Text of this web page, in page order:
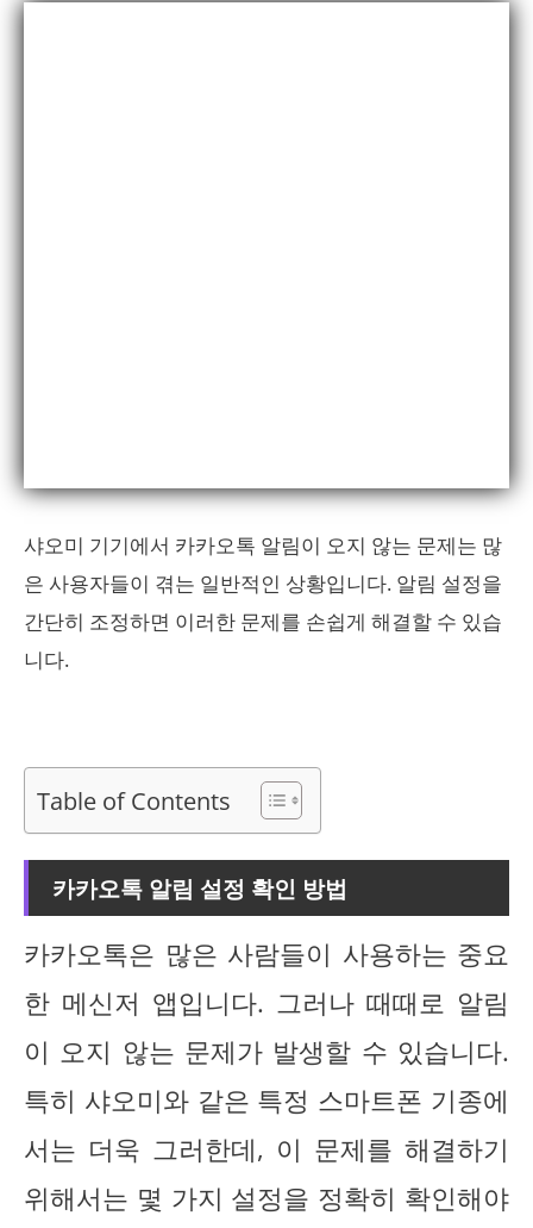
샤오미 기기에서 카카오톡 알림이 오지 않는 문제는 많
은 사용자들이 겪는 일반적인 상황입니다. 알림 설정을
간단히 조정하면 이러한 문제를 손쉽게 해결할 수 있습
니다.
Table of Contents
카카오톡 알림 설정 확인 방법
카카오톡은 많은 사람들이 사용하는 중요
한 메신저 앱입니다. 그러나 때때로 알림
이 오지 않는 문제가 발생할 수 있습니다.
특히 샤오미와 같은 특정 스마트폰 기종에
서는 더욱 그러한데, 이 문제를 해결하기
위해서는 몇 가지 설정을 정확히 확인해야